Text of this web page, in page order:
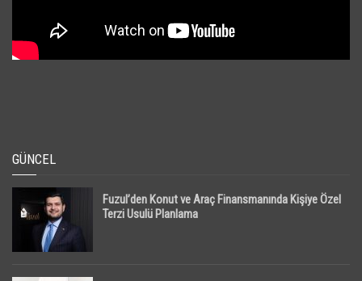
GÜNCEL
Fuzul’den Konut ve Araç Finansmanında Kişiye Özel
Terzi Usulü Planlama